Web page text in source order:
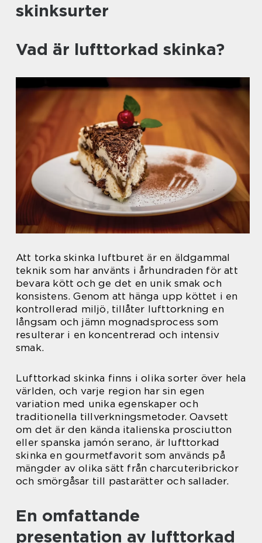
skinksurter
Vad är lufttorkad skinka?
Att torka skinka luftburet är en äldgammal
teknik som har använts i århundraden för att
bevara kött och ge det en unik smak och
konsistens. Genom att hänga upp köttet i en
kontrollerad miljö, tillåter lufttorkning en
långsam och jämn mognadsprocess som
resulterar i en koncentrerad och intensiv
smak.
Lufttorkad skinka finns i olika sorter över hela
världen, och varje region har sin egen
variation med unika egenskaper och
traditionella tillverkningsmetoder. Oavsett
om det är den kända italienska prosciutton
eller spanska jamón serano, är lufttorkad
skinka en gourmetfavorit som används på
mängder av olika sätt från charcuteribrickor
och smörgåsar till pastarätter och sallader.
En omfattande
presentation av lufttorkad